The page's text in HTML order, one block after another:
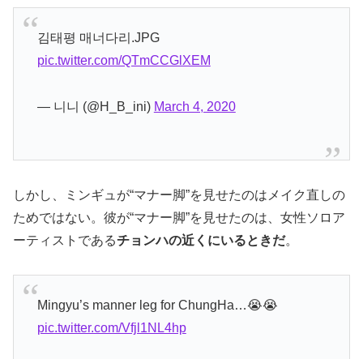
김태평 매너다리.JPG
pic.twitter.com/QTmCCGlXEM
— 니니 (@H_B_ini) March 4, 2020
しかし、ミンギュが“マナー脚”を見せたのはメイク直しの
ためではない。彼が“マナー脚”を見せたのは、女性ソロア
ーティストであるチョンハの近くにいるときだ。
Mingyu’s manner leg for ChungHa…😭😭
pic.twitter.com/Vfjl1NL4hp